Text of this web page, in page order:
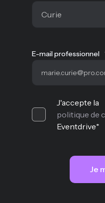
E-mail professionnel
J'accepte la
politique de
Eventdrive*